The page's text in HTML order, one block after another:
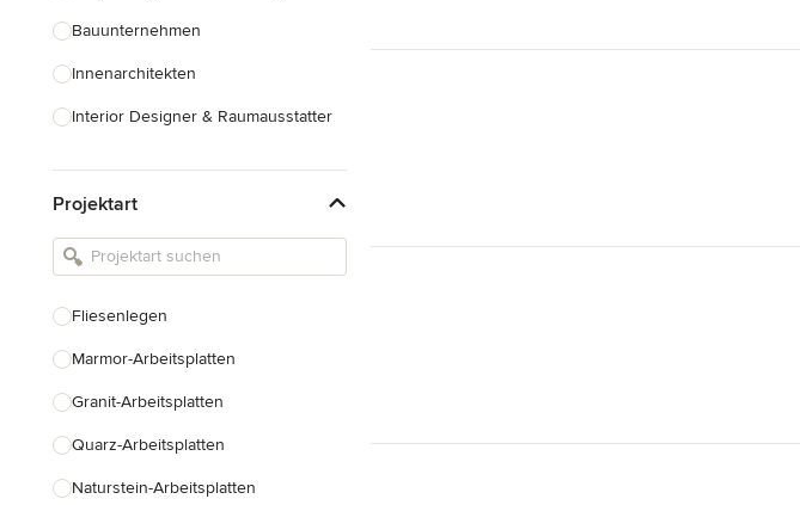
Bauunternehmen
Innenarchitekten
Interior Designer & Raumausstatter
Landschaftsarchitekten
Armaturen & Sanitärbedarf
Einbauschränke
Projektart
Fliesenlegen
Marmor-Arbeitsplatten
Granit-Arbeitsplatten
Quarz-Arbeitsplatten
Naturstein-Arbeitsplatten